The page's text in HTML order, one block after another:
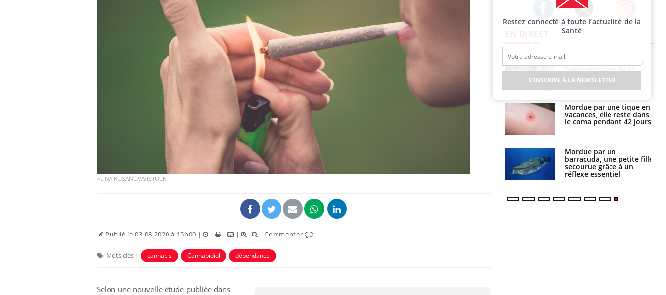
ALINA ROSANOVA/ISTOCK
Publié le 03.08.2020 à 15h00 | | | | |Commenter
Mots clés : cannabis Cannabidiol dépendance
Selon une nouvelle étude publiée dans
Facebook Twitter Instagram
modifient votre cerveau !
Mon enfant est-il trop
sensible ou simplement
très empathique ?
Bébés, jeunes enfants :
quelle trousse à
pharmacie pour les
vacances ?
l'apprentissage de la
lecture ?
Mordue par une tique en
vacances, elle reste dans
le coma pendant 42 jours
Mordue par un
barracuda, une petite fille
secourue grâce à un
réflexe essentiel
Restez connecté à toute l’actualité de la
Santé
S'INSCRIRE À LA NEWSLETTER